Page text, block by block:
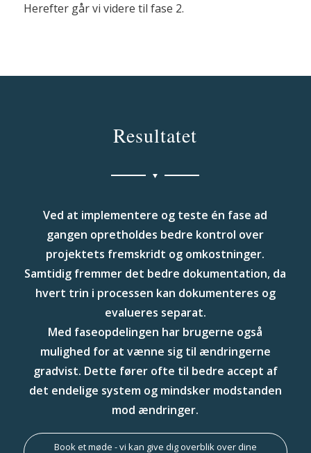
Herefter går vi videre til fase 2.
Resultatet
Ved at implementere og teste én fase ad
gangen opretholdes bedre kontrol over
projektets fremskridt og omkostninger.
Samtidig fremmer det bedre dokumentation, da
hvert trin i processen kan dokumenteres og
evalueres separat.
Med faseopdelingen har brugerne også
mulighed for at vænne sig til ændringerne
gradvist. Dette fører ofte til bedre accept af
det endelige system og mindsker modstanden
mod ændringer.
Book et møde - vi kan give dig overblik over dine